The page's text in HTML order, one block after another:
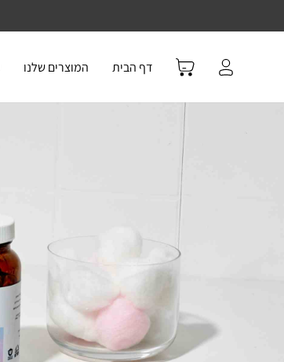
דף הבית המוצרים שלנו התחבר הזמנה